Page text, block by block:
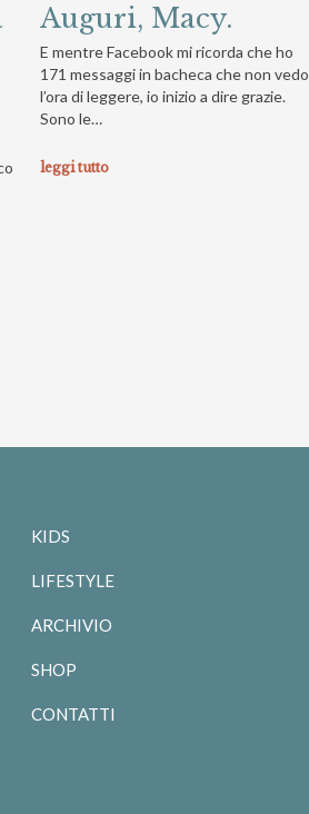
Auguri, Macy.
E mentre Facebook mi ricorda che ho
171 messaggi in bacheca che non vedo
l’ora di leggere, io inizio a dire grazie.
Sono le…
leggi tutto
KIDS
LIFESTYLE
ARCHIVIO
SHOP
CONTATTI